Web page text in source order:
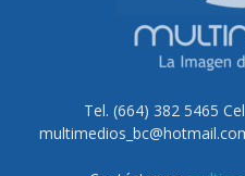
Tel. (664) 382 5465